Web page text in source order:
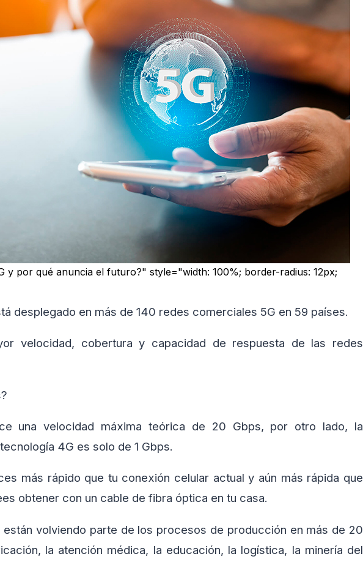
y por qué anuncia el futuro?" style="width: 100%; border-radius: 12px;
desplegado en más de 140 redes comerciales 5G en 59 países.
velocidad, cobertura y capacidad de respuesta de las redes
una velocidad máxima teórica de 20 Gbps, por otro lado, la
4G es solo de 1 Gbps.
más rápido que tu conexión celular actual y aún más rápida que
obtener con un cable de fibra óptica en tu casa.
están volviendo parte de los procesos de producción en más de 20
la atención médica, la educación, la logística, la minería del